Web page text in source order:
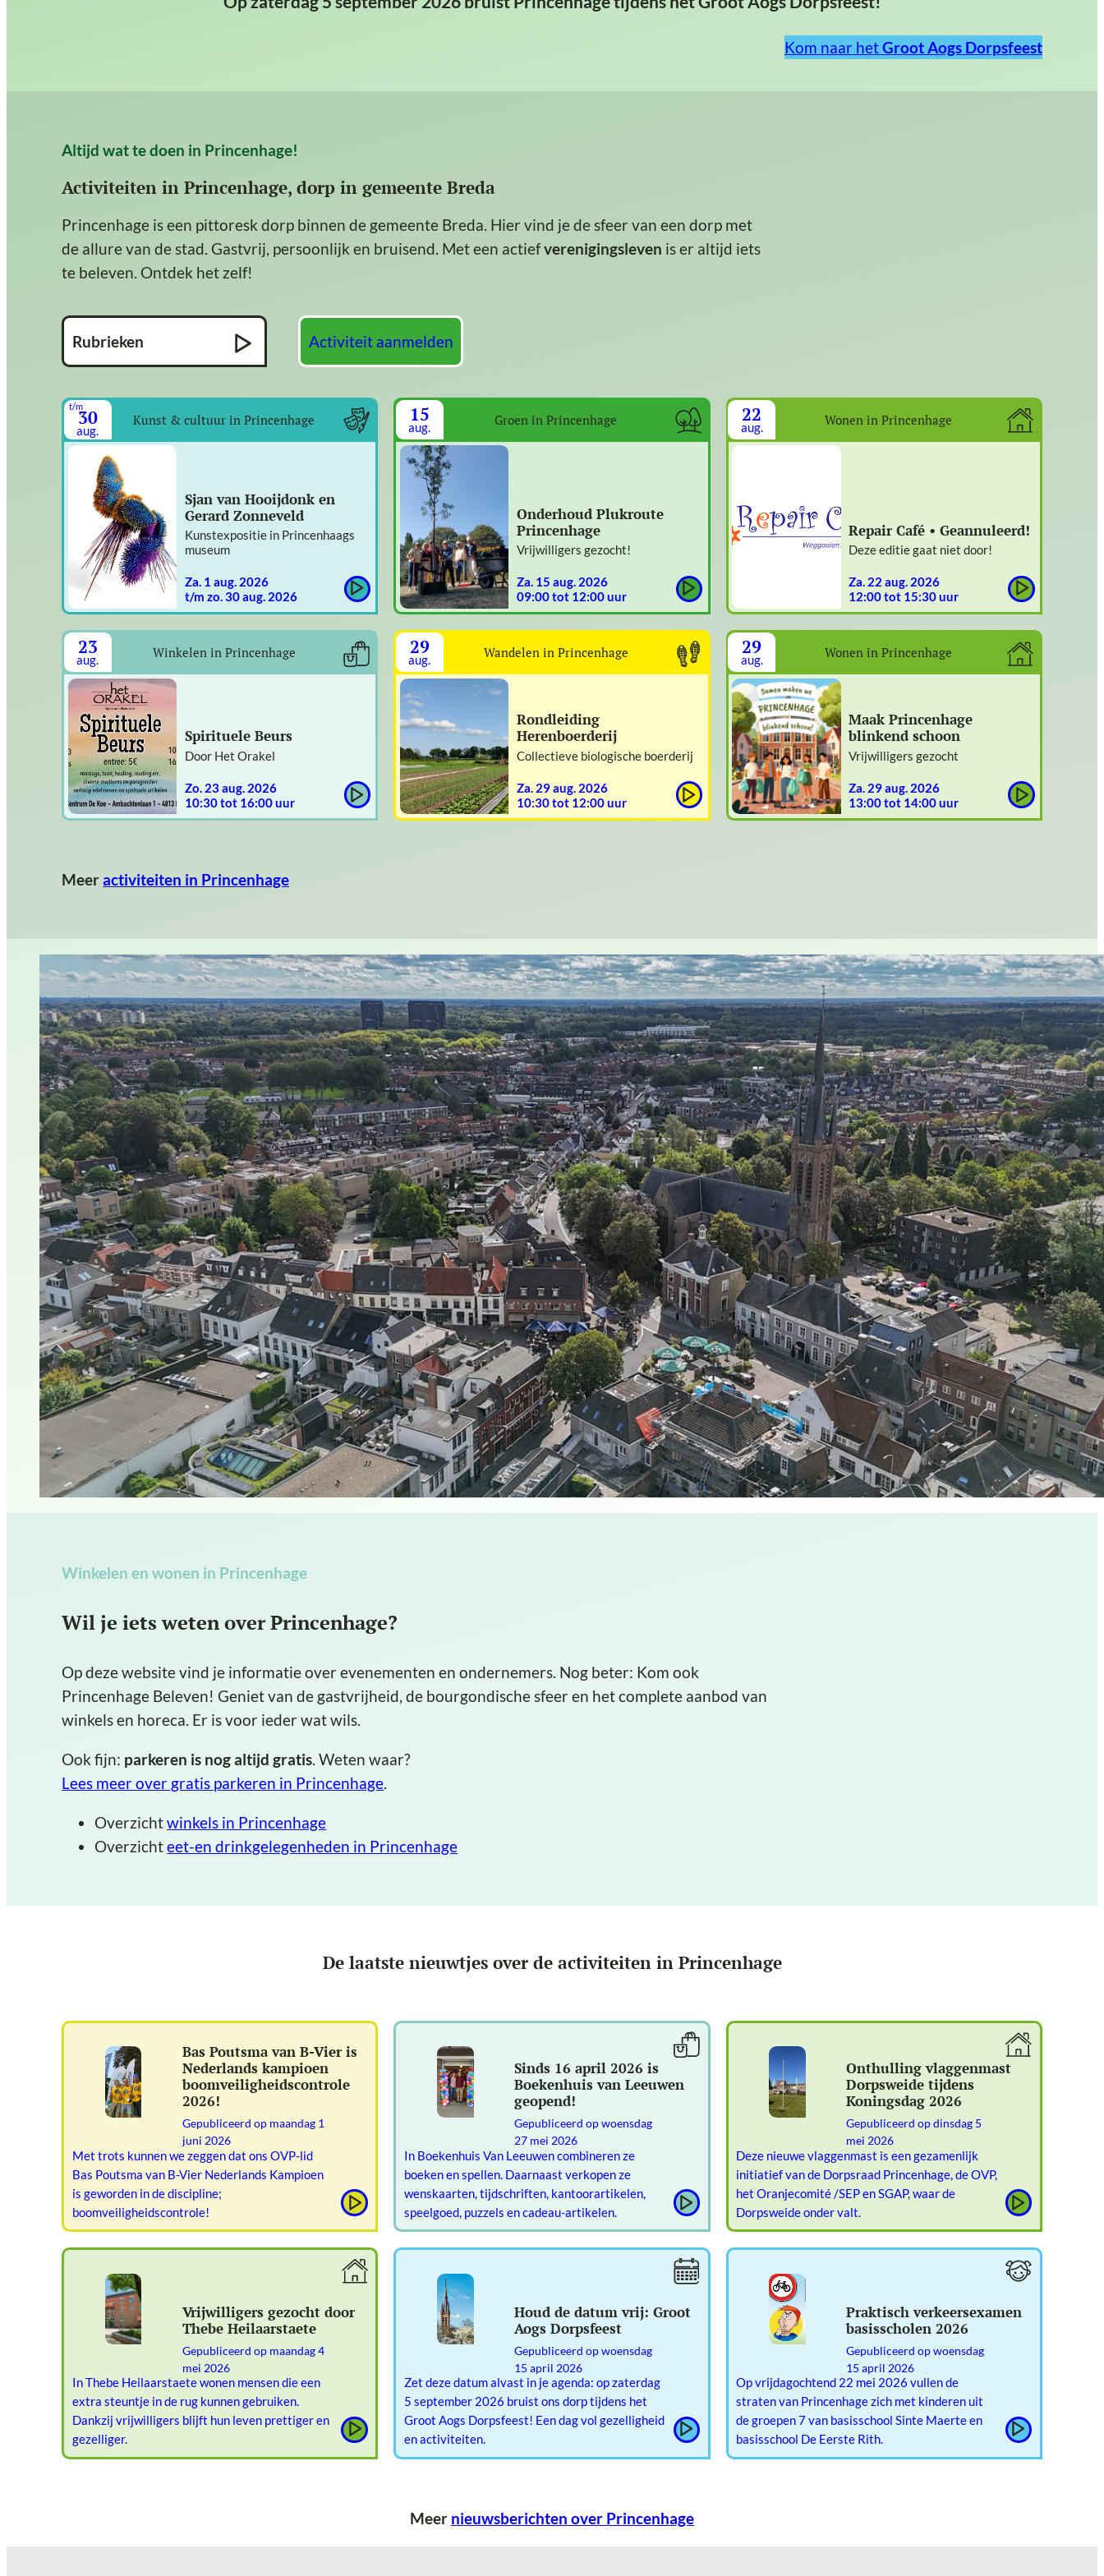
Kom naar hetGroot Aogs Dorpsfeest
Altijd wat te doen in Princenhage!
Activiteiten in Princenhage, dorp in gemeente Breda
Princenhage is een pittoresk dorp binnen de gemeente Breda. Hier vind je de sfeer van een dorp met
de allure van de stad. Gastvrij, persoonlijk en bruisend. Met een actiefverenigingsleven is er altijd iets
te beleven. Ontdek het zelf!
Rubrieken Activiteit aanmelden
t/m30
aug.
Kunst & cultuur in Princenhage
Sjan van Hooijdonk en
Gerard Zonneveld
Kunstexpositie in Princenhaags
museum
za. 1 aug. 2026
t/m zo. 30 aug. 2026
15
aug. Groen in Princenhage
Onderhoud Plukroute
Princenhage
Vrijwilligers gezocht!
za. 15 aug. 2026
09:00 tot 12:00 uur
22
aug. Wonen in Princenhage
Repair Café • Geannuleerd!
Deze editie gaat niet door!
za. 22 aug. 2026
12:00 tot 15:30 uur
23
aug. Winkelen in Princenhage
Spirituele Beurs
Door Het Orakel
zo. 23 aug. 2026
10:30 tot 16:00 uur
29
aug. Wandelen in Princenhage
Rondleiding
Herenboerderij
Collectieve biologische boerderij
za. 29 aug. 2026
10:30 tot 12:00 uur
29
aug. Wonen in Princenhage
Maak Princenhage
blinkend schoon
Vrijwilligers gezocht
za. 29 aug. 2026
13:00 tot 14:00 uur
Meeractiviteiten in Princenhage
Winkelen en wonen in Princenhage
Wil je iets weten over Princenhage?
Op deze website vind je informatie over evenementen en ondernemers. Nog beter: Kom ook
Princenhage Beleven! Geniet van de gastvrijheid, de bourgondische sfeer en het complete aanbod van
winkels en horeca. Er is voor ieder wat wils.
Ook fijn: parkeren is nog altijd gratis. Weten waar?
Lees meer over gratis parkeren in Princenhage.
Overzichtwinkels in Princenhage
Overzichteet-en drinkgelegenheden in Princenhage
De laatste nieuwtjes over de activiteiten in Princenhage
Bas Poutsma van B-Vier is
Nederlands kampioen
boomveiligheidscontrole
2026!
Gepubliceerd op maandag 1
juni 2026
Met trots kunnen we zeggen dat ons OVP-lid
Bas Poutsma van B-Vier Nederlands Kampioen
is geworden in de discipline;
boomveiligheidscontrole!
Sinds 16 april 2026 is
Boekenhuis van Leeuwen
geopend!
Gepubliceerd opwoensdag
27 mei 2026
In Boekenhuis Van Leeuwen combineren ze
boeken en spellen. Daarnaast verkopen ze
wenskaarten, tijdschriften, kantoorartikelen,
speelgoed, puzzels en cadeau-artikelen.
Onthulling vlaggenmast
Dorpsweide tijdens
Koningsdag 2026
Gepubliceerd opdinsdag 5
mei 2026
Deze nieuwe vlaggenmast is een gezamenlijk
initiatief van de Dorpsraad Princenhage, de OVP,
het Oranjecomité /SEP en SGAP, waar de
Dorpsweide onder valt.
Vrijwilligers gezocht door
Thebe Heilaarstaete
Gepubliceerd op maandag 4
mei 2026
In Thebe Heilaarstaete wonen mensen die een
extra steuntje in de rug kunnen gebruiken.
Dankzij vrijwilligers blijft hun leven prettiger en
gezelliger.
Houd de datum vrij: Groot
Aogs Dorpsfeest
Gepubliceerd opwoensdag
15 april 2026
Zet deze datum alvast in je agenda: op zaterdag
5 september 2026 bruist ons dorp tijdens het
Groot Aogs Dorpsfeest! Een dag vol gezelligheid
en activiteiten.
Praktisch verkeersexamen
basisscholen 2026
Gepubliceerd opwoensdag
15 april 2026
Op vrijdagochtend 22 mei 2026 vullen de
straten van Princenhage zich met kinderen uit
de groepen 7 van basisschool Sinte Maerte en
basisschool De Eerste Rith.
Meer nieuwsberichten over Princenhage